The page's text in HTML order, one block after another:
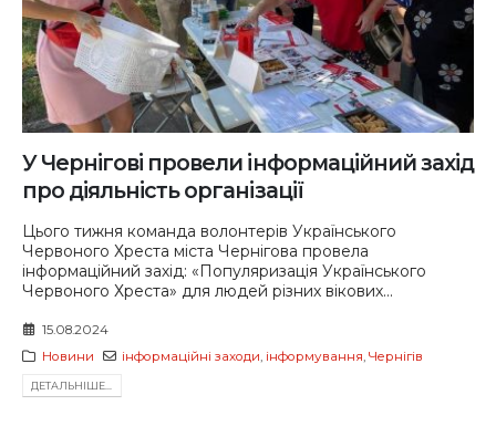
У Чернігові провели інформаційний захід
про діяльність організації
Цього тижня команда волонтерів Українського
Червоного Хреста міста Чернігова провела
інформаційний захід: «Популяризація Українського
Червоного Хреста» для людей різних вікових...
15.08.2024
Новини
інформаційні заходи, інформування,Чернігів
ДЕТАЛЬНIШЕ...